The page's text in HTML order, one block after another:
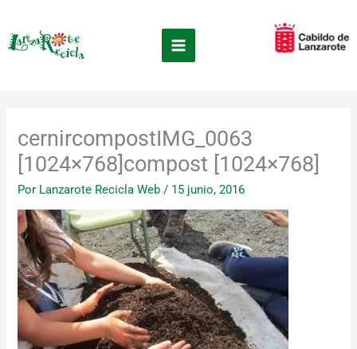
contenido
cernircompostIMG_0063
[1024×768]compost [1024×768]
Por Lanzarote Recicla Web / 15 junio, 2016